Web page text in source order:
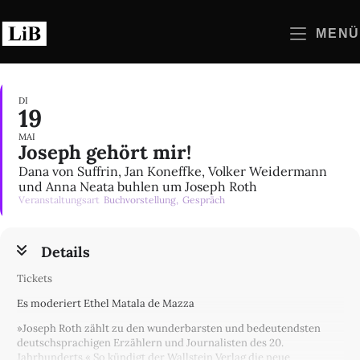
Inhalt
springen
MENÜ
DI
19
MAI
Joseph gehört mir!
Dana von Suffrin, Jan Koneffke, Volker Weidermann
und Anna Neata buhlen um Joseph Roth
Veranstaltungsart Buchvorstellung, Gespräch
Details
Tickets
Es moderiert Ethel Matala de Mazza
»Joseph Roth zählt zu den wunderbarsten und bedeutendsten
deutschsprachigen Erzählern und Journalisten des 20.
Jahrhunderts.« So kündigt der Wallstein Verlag die neue